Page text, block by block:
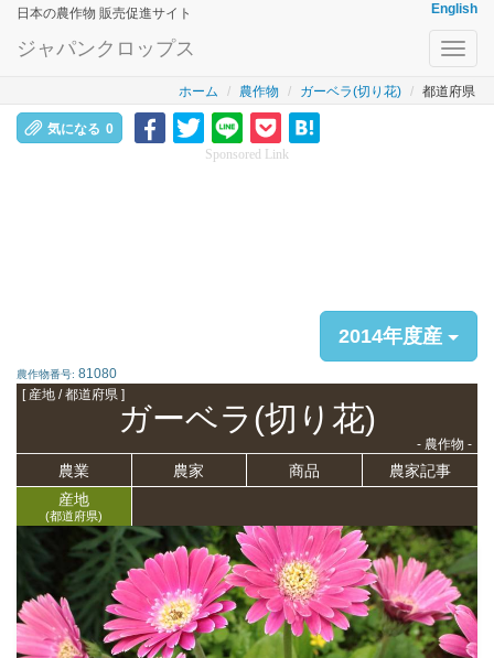
日本の農作物 販売促進サイト English
ジャパンクロップス
ホーム 農作物 ガーベラ(切り花) 都道府県
気になる 0
Sponsored Link
2014年度産
農作物番号: 81080
[ 産地 / 都道府県 ]
ガーベラ(切り花)
- 農作物 -
農業 農家 商品
農家記事
産地
(都道府県)